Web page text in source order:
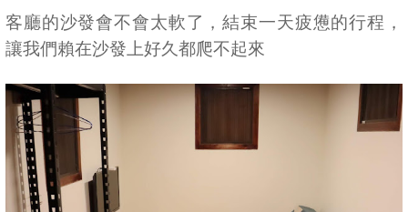
客廳的沙發會不會太軟了，結束一天疲憊的行程，
讓我們賴在沙發上好久都爬不起來